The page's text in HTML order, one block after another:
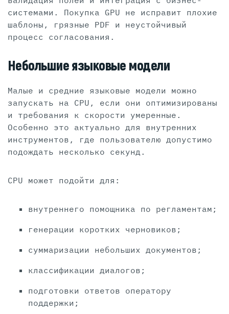
системами. Покупка GPU не исправит плохие
шаблоны, грязные PDF и неустойчивый
процесс согласования.
Небольшие языковые модели
Малые и средние языковые модели можно
запускать на CPU, если они оптимизированы
и требования к скорости умеренные.
Особенно это актуально для внутренних
инструментов, где пользователю допустимо
подождать несколько секунд.
CPU может подойти для:
внутреннего помощника по регламентам;
генерации коротких черновиков;
суммаризации небольших документов;
классификации диалогов;
подготовки ответов оператору
поддержки;